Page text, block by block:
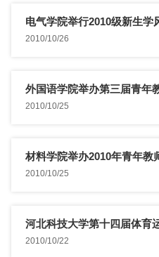
电气学院举行2010级新生学
2010/10/26
外国语学院举办第三届青年
2010/10/25
材料学院举办2010年青年教
2010/10/25
河北科技大学第十四届体育
2010/10/22